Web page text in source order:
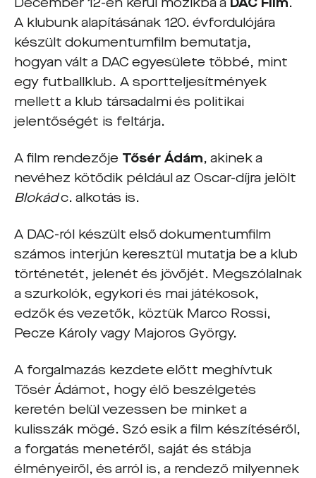
A klubunk alapításának 120. évfordulójára
készült dokumentumfilm bemutatja,
hogyan vált a DAC egyesülete többé, mint
egy futballklub. A sportteljesítmények
mellett a klub társadalmi és politikai
jelentőségét is feltárja.
A film rendezője Tősér Ádám, akinek a
nevéhez kötődik például az Oscar-díjra jelölt
Blokádc. alkotás is.
A DAC-ról készült első dokumentumfilm
számos interjún keresztül mutatja be a klub
történetét, jelenét és jövőjét. Megszólalnak
a szurkolók, egykori és mai játékosok,
edzők és vezetők, köztük Marco Rossi,
Pecze Károly vagy Majoros György.
A forgalmazás kezdete előtt meghívtuk
Tősér Ádámot, hogy élő beszélgetés
keretén belül vezessen be minket a
kulisszák mögé. Szó esik a film készítéséről,
a forgatás menetéről, saját és stábja
élményeiről, és arról is, a rendező milyennek